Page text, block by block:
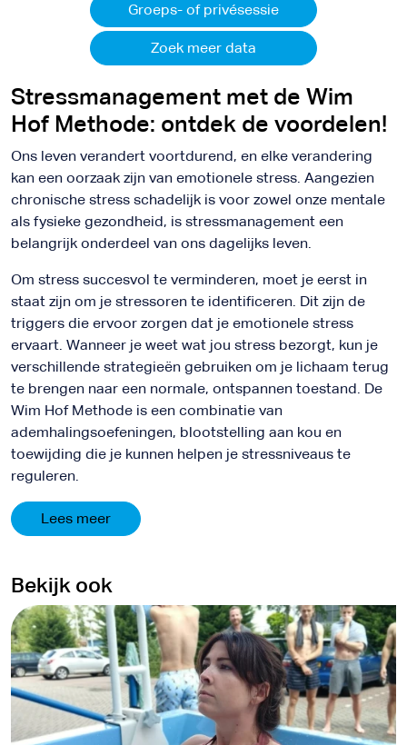
Groeps- of privésessie
Zoek meer data
Stressmanagement met de Wim
Hof Methode: ontdek de voordelen!
Ons leven verandert voortdurend, en elke verandering
kan een oorzaak zijn van emotionele stress. Aangezien
chronische stress schadelijk is voor zowel onze mentale
als fysieke gezondheid, is stressmanagement een
belangrijk onderdeel van ons dagelijks leven.
Om stress succesvol te verminderen, moet je eerst in
staat zijn om je stressoren te identificeren. Dit zijn de
triggers die ervoor zorgen dat je emotionele stress
ervaart. Wanneer je weet wat jou stress bezorgt, kun je
verschillende strategieën gebruiken om je lichaam terug
te brengen naar een normale, ontspannen toestand. De
Wim Hof Methode is een combinatie van
ademhalingsoefeningen, blootstelling aan kou en
toewijding die je kunnen helpen je stressniveaus te
reguleren.
Lees meer
Bekijk ook